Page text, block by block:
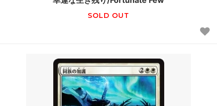
SOLD OUT